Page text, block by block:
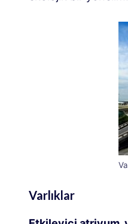
Varlıklar